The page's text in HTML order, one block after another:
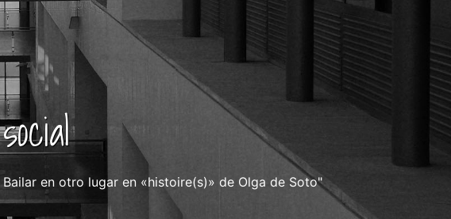
cchs
conocimiento
abierto
en otro lugar en «histoire(s)» de Olga de Soto"